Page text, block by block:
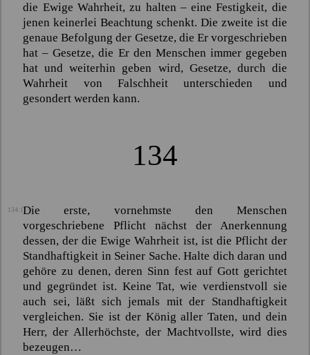
die Ewige Wahrheit, zu halten – eine Festigkeit, die
jenen keinerlei Beachtung schenkt. Die zweite ist die
genaue Befolgung der Gesetze, die Er vorgeschrieben
hat – Gesetze, die Er den Menschen immer gegeben
hat und weiterhin geben wird, Gesetze, durch die
Wahrheit von Falschheit unterschieden und
gesondert werden kann.
134
134:1Die erste, vornehmste den Menschen
vorgeschriebene Pflicht nächst der Anerkennung
dessen, der die Ewige Wahrheit ist, ist die Pflicht der
Standhaftigkeit in Seiner Sache. Halte dich daran und
gehöre zu denen, deren Sinn fest auf Gott gerichtet
und gegründet ist. Keine Tat, wie verdienstvoll sie
auch sei, läßt sich jemals mit der Standhaftigkeit
vergleichen. Sie ist der König aller Taten, und dein
Herr, der Allerhöchste, der Machtvollste, wird dies
bezeugen…